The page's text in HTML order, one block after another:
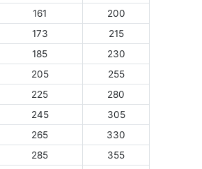
161
200
173
215
185
230
205
255
225
280
245
305
265
330
285
355